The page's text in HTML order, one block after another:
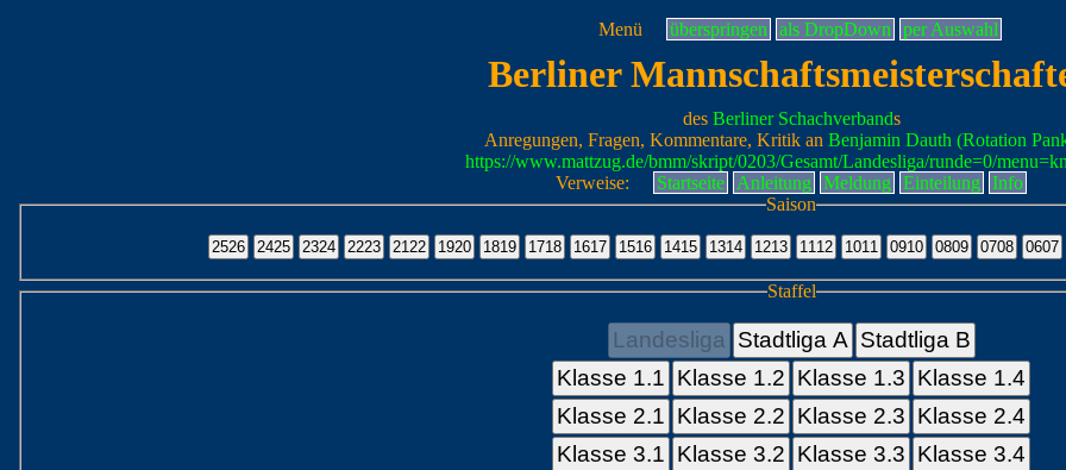
Menü überspringen als DropDown per Auswahl
Berliner
des Berliner Schachverbands
Anregungen, Fragen, Kommentare, Kritik an Benjamin Dauth (Rotation
https://www.mattzug.de/bmm/skript/0203/Gesamt/Landesliga/runde=0/
Verweise:
Startseite Anleitung Meldung Einteilung
Info
Saison
Staffel
Landesliga Stadtliga A Stadtliga B
Klasse 1.1 Klasse 1.2 Klasse 1.3 Klasse 1.4
Klasse 2.1 Klasse 2.2 Klasse 2.3 Klasse 2.4
Klasse 3.1 Klasse 3.2 Klasse 3.3 Klasse 3.4